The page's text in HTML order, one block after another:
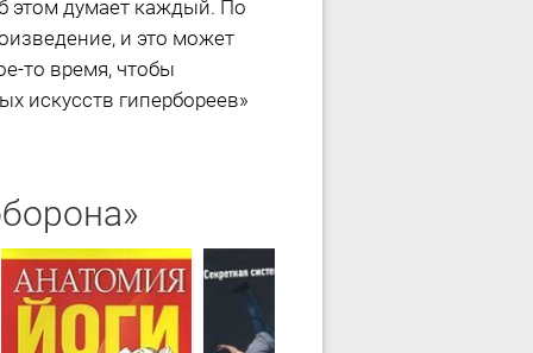
этом думает каждый. По
и это может
то время, чтобы
искусств гипербореев»